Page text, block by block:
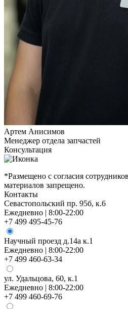
Артем Анисимов
Менеджер отдела запчастей
Консультация
*Размещено с согласия
материалов запрещено.
Контакты
Севастопольский пр. 95б, к.6
Ежедневно | 8:00-22:00
+7 499 495-45-76
Научный проезд д.14а к.1
Ежедневно | 8:00-22:00
+7 499 460-63-34
ул. Удальцова, 60, к.1
Ежедневно | 8:00-22:00
+7 499 460-69-76